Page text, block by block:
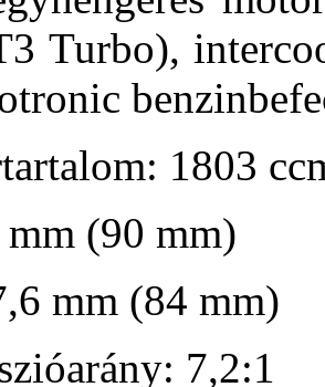
Turbo),
1803
(90 mm)
mm (84 mm)
7,2:1